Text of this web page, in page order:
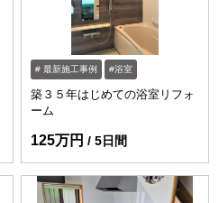
最新施工事例 浴室
築３５年はじめての浴室リフォ
ーム
125万円 5日間